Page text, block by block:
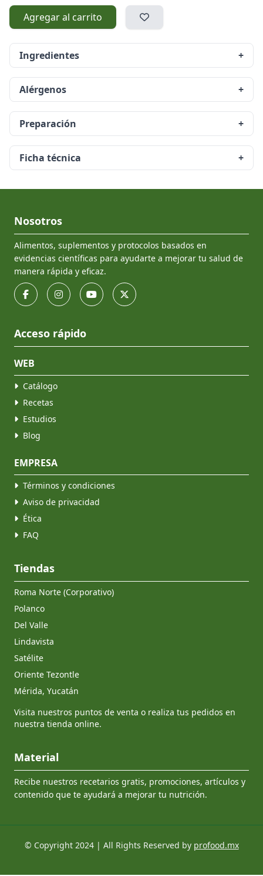
Agregar al carrito
Ingredientes +
Alérgenos +
Preparación +
Ficha técnica +
Nosotros
Alimentos, suplementos y protocolos basados en
evidencias científicas para ayudarte a mejorar tu salud de
manera rápida y eficaz.
Acceso rápido
WEB
Catálogo
Recetas
Estudios
Blog
EMPRESA
Términos y condiciones
Aviso de privacidad
Ética
FAQ
Tiendas
Roma Norte (Corporativo)
Polanco
Del Valle
Lindavista
Satélite
Oriente Tezontle
Mérida, Yucatán
Visita nuestros puntos de venta o realiza tus pedidos en
nuestra tienda online.
Material
Recibe nuestros recetarios gratis, promociones, artículos y
contenido que te ayudará a mejorar tu nutrición.
© Copyright 2024 | All Rights Reserved by profood.mx